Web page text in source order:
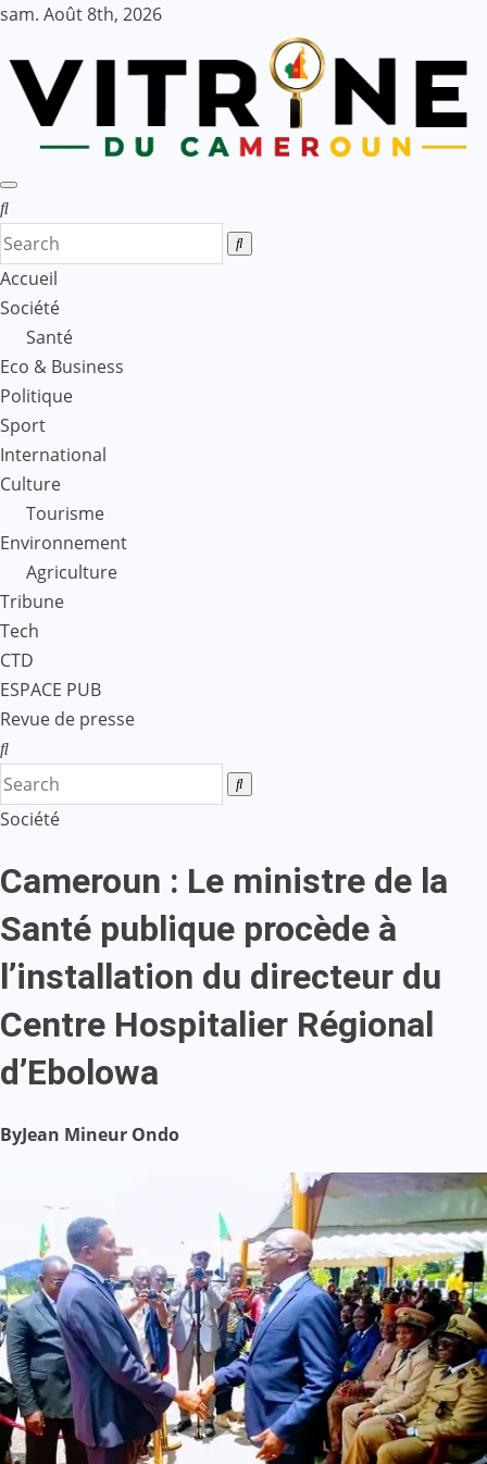
Skip
content
sam. Août 8th, 2026
Accueil
Société
Santé
Eco & Business
Politique
Sport
International
Culture
Tourisme
Environnement
Agriculture
Tribune
Tech
CTD
ESPACE PUB
Revue de presse
Société
Cameroun : Le ministre de la
Santé publique procède à
l’installation du directeur du
Centre Hospitalier Régional
d’Ebolowa
ByJean Mineur Ondo